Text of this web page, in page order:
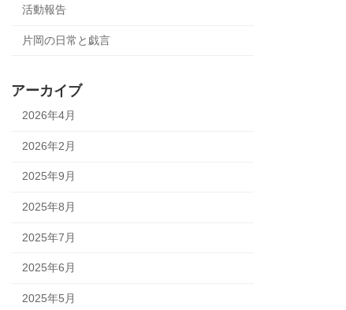
活動報告
片岡の日常と戯言
アーカイブ
2026年4月
2026年2月
2025年9月
2025年8月
2025年7月
2025年6月
2025年5月